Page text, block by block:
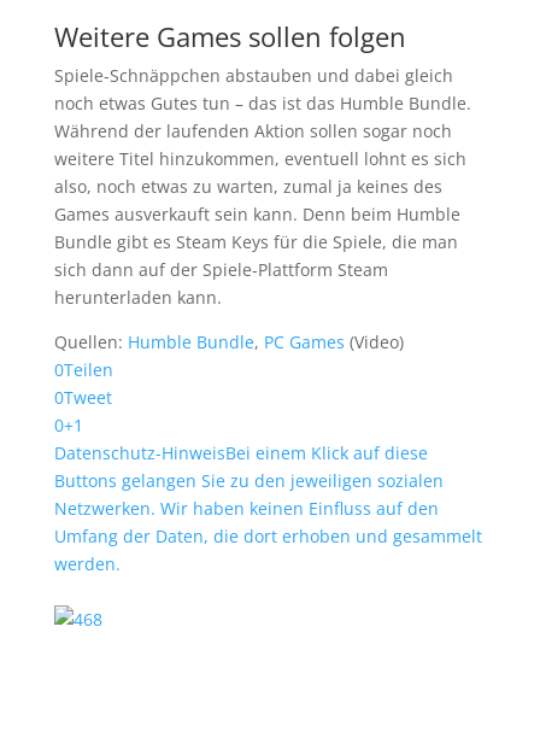
Weitere Games sollen folgen
Spiele-Schnäppchen abstauben und dabei gleich
noch etwas Gutes tun – das ist das Humble Bundle.
Während der laufenden Aktion sollen sogar noch
weitere Titel hinzukommen, eventuell lohnt es sich
also, noch etwas zu warten, zumal ja keines des
Games ausverkauft sein kann. Denn beim Humble
Bundle gibt es Steam Keys für die Spiele, die man
sich dann auf der Spiele-Plattform Steam
herunterladen kann.
Quellen: Humble Bundle, PC Games (Video)
0Teilen
0Tweet
0+1
Datenschutz-HinweisBei einem Klick auf diese
Buttons gelangen Sie zu den jeweiligen sozialen
Netzwerken. Wir haben keinen Einfluss auf den
Umfang der Daten, die dort erhoben und gesammelt
werden.